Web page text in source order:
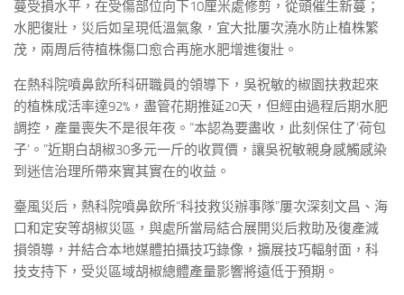
蔓受損水平，在受傷部位向下10厘米處修剪，從頭催生新蔓；
水肥復壯，災后如呈現低溫氣象，宜大批屢次澆水防止植株繁
茂，兩周后待植株傷口愈合再施水肥增進復壯。
在熱科院噴鼻飲所科研職員的領導下，吳祝敏的椒園扶救起來
的植株成活率達92%，盡管花期推延20天，但經由過程后期水肥
調控，產量喪失不是很年夜。“本認為要盡收，此刻保住了‘荷包
子’。”近期白胡椒30多元一斤的收買價，讓吳祝敏親身感觸感染
到迷信治理所帶來實其實在的收益。
臺風災后，熱科院噴鼻飲所“科技救災辦事隊”屢次深刻文昌、海
口和定安等胡椒災區，與處所當局結合展開災后救助及復產減
損領導，并結合本地媒體拍攝技巧錄像，擴展技巧輻射面，科
技支持下，受災區域胡椒總體產量影響將遠低于預期。